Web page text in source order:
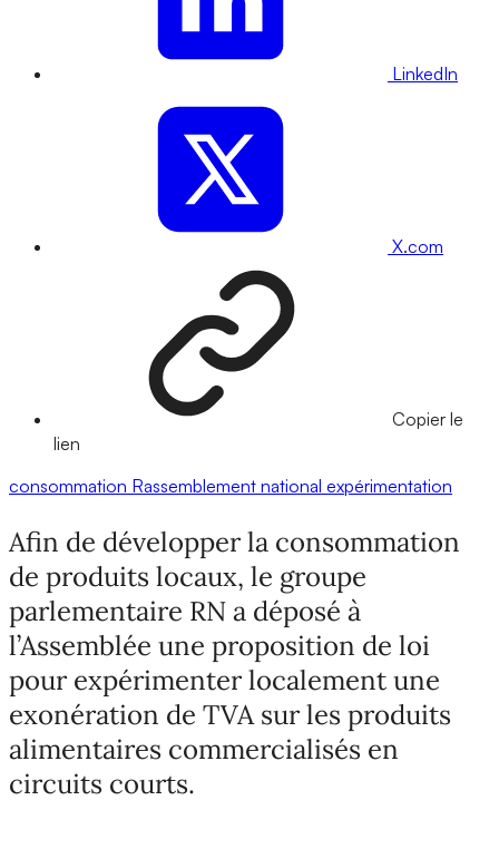
LinkedIn
X.com
Copier le
lien
consommation Rassemblement national expérimentation
Afin de développer la consommation
de produits locaux, le groupe
parlementaire RN a déposé à
l’Assemblée une proposition de loi
pour expérimenter localement une
exonération de TVA sur les produits
alimentaires commercialisés en
circuits courts.